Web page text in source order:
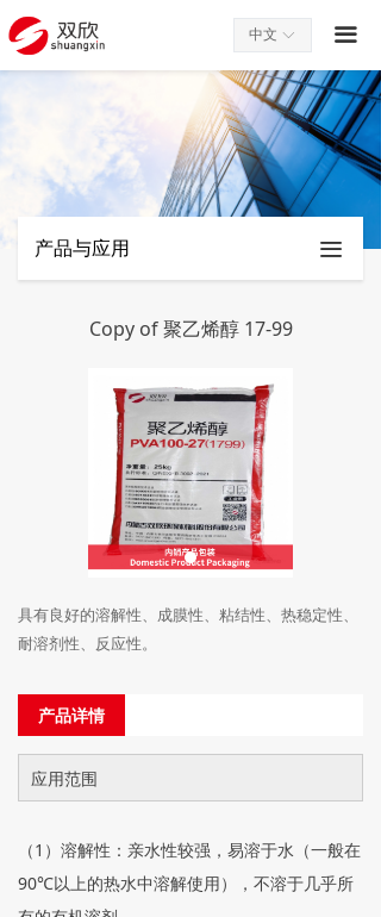
끀
ꀅ
中文
产品与应用 끀
Copy of 聚乙烯醇 17-99
具有良好的溶解性、成膜性、粘结性、热稳定性、
耐溶剂性、反应性。
产品详情
应用范围
（1）溶解性：亲水性较强，易溶于水（一般在
90℃以上的热水中溶解使用），不溶于几乎所